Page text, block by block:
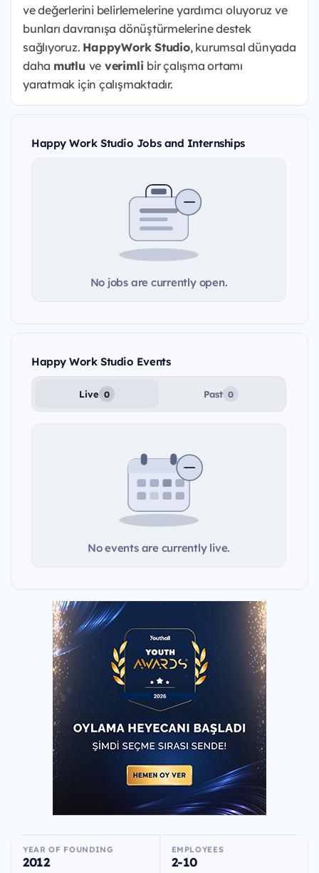
ve değerlerini belirlemelerine yardımcı oluyoruz ve
bunları davranışa dönüştürmelerine destek
sağlıyoruz. HappyWork Studio, kurumsal dünyada
daha mutlu ve verimli bir çalışma ortamı
yaratmak için çalışmaktadır.
Happy Work Studio Jobs and Internships
No jobs are currently open.
Happy Work Studio Events
Live 0 Past 0
No events are currently live.
YEAR OF FOUNDING
2012
EMPLOYEES
2-10